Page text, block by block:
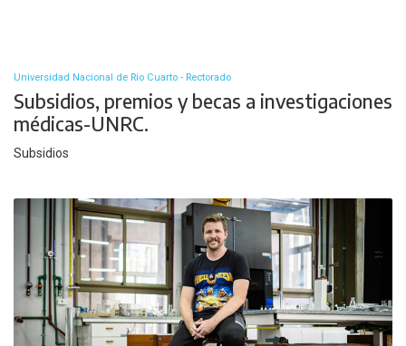
Universidad Nacional de Río Cuarto - Rectorado
Subsidios, premios y becas a investigaciones
médicas-UNRC.
Subsidios